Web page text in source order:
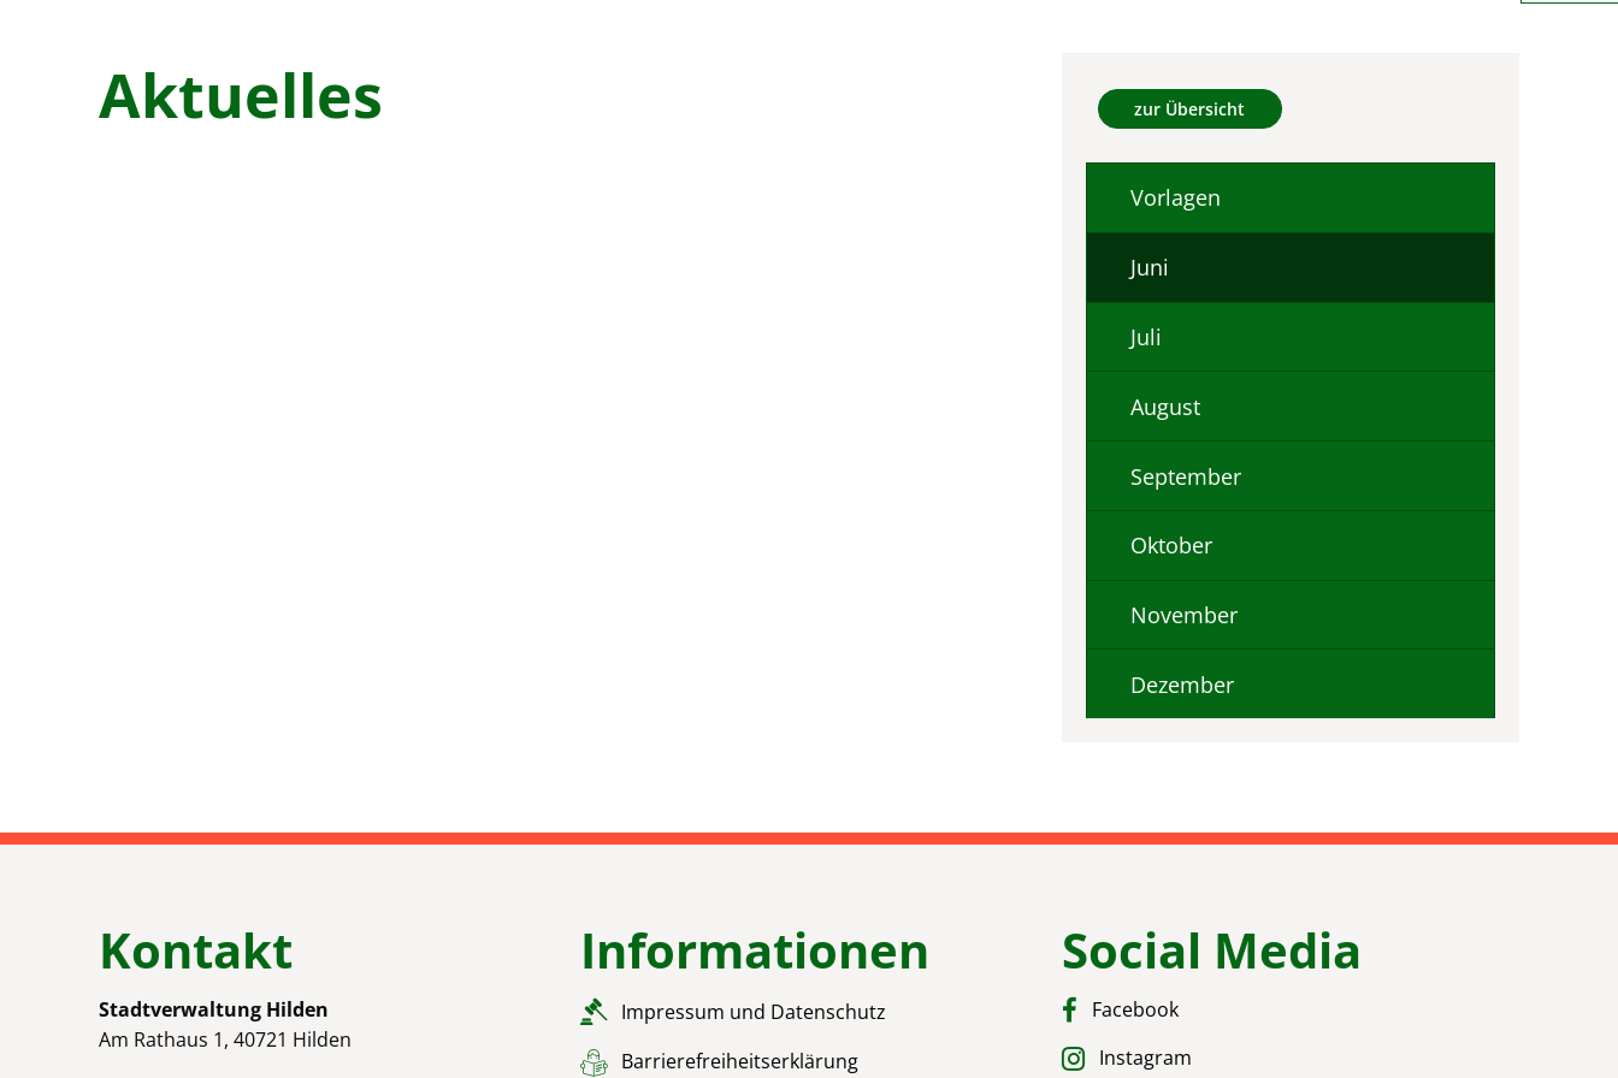
JuniAktuelles zur Übersicht
Vorlagen
Juni
Juli
August
September
Oktober
November
Dezember
Kontakt
Stadtverwaltung Hilden
Am Rathaus 1, 40721 Hilden
Informationen
Impressum und Datenschutz
Barrierefreiheitserklärung
Social Media
Facebook
Instagram